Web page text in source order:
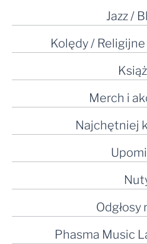
Jazz /
Kolędy /
Merch i
Najchętniej
Odgłosy
Phasma Music